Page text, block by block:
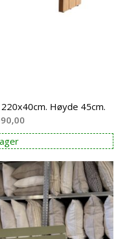
Høyde 45cm.